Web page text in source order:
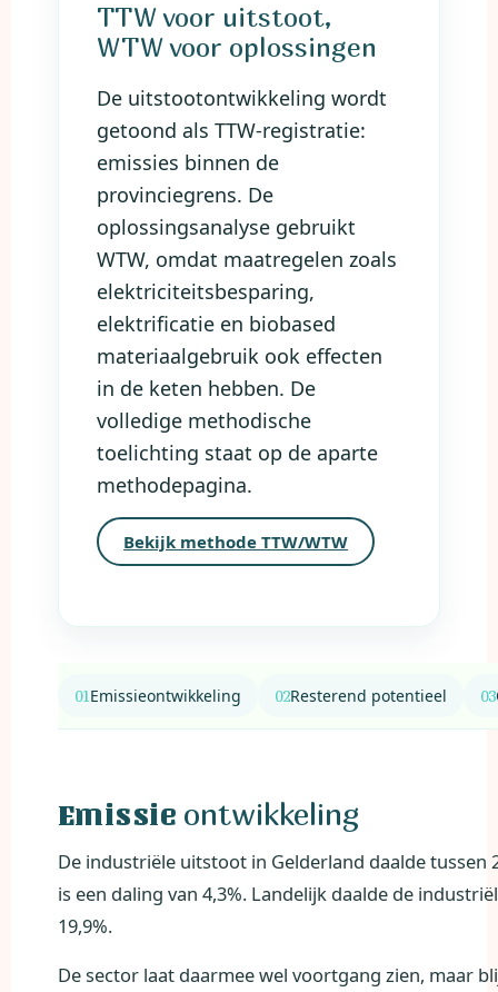
TTW voor uitstoot,
WTW voor oplossingen
De uitstootontwikkeling wordt
getoond als TTW-registratie:
emissies binnen de
provinciegrens. De
oplossingsanalyse gebruikt
WTW, omdat maatregelen zoals
elektriciteitsbesparing,
elektrificatie en biobased
materiaalgebruik ook effecten
in de keten hebben. De
volledige methodische
toelichting staat op de aparte
methodepagina.
Bekijk methode TTW/WTW
Emissieontwikkeling Resterend potentieel
Emissie ontwikkeling
De industriële uitstoot in Gelderland daalde tussen
is een daling van 4,3%. Landelijk daalde de
19,9%.
De sector laat daarmee wel voortgang zien, maar